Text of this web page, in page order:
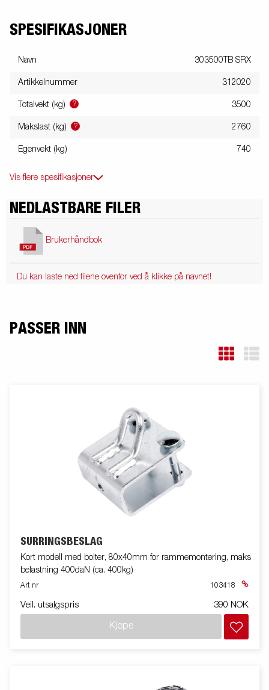
SPESIFIKASJONER
Navn 303500TB SRX
Artikkelnummer 312020
Totalvekt (kg) ? 3500
Makslast (kg) ? 2760
Egenvekt (kg) 740
Vis flere spesifikasjoner
NEDLASTBARE FILER
Brukerhåndbok
Du kan laste ned filene ovenfor ved å klikke på navnet!
PASSER INN
SURRINGSBESLAG
Kort modell med bolter, 80x40mm for rammemontering, maks
belastning 400daN (ca. 400kg)
Art nr 103418
Veil. utsalgspris 390 NOK
Kjøpe